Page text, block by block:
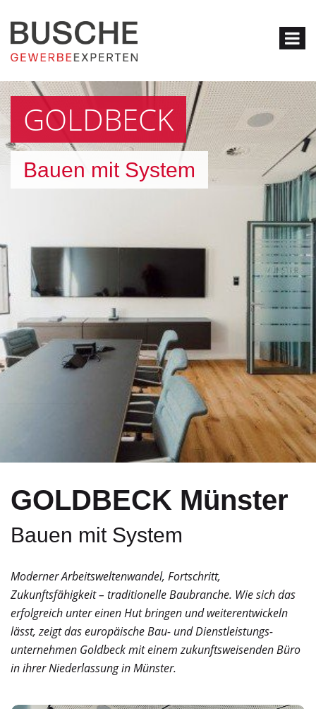
GOLDBECK
Bauen mit System
GOLDBECK Münster
Bauen mit System
Moderner Arbeitsweltenwandel, Fort­schritt,
Zukunftsfähigkeit – traditionelle Baubranche. Wie sich das
erfolgreich unter einen Hut bringen und weiterentwickeln
lässt, zeigt das ­europäische Bau- und Dienstleistungs­
unternehmen Goldbeck mit einem zukunftsweisenden Büro
in ihrer Niederlassung in Münster.